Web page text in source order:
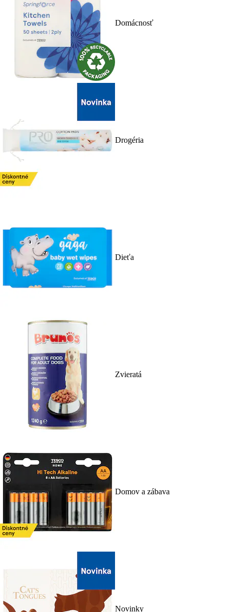
Domácnosť
Drogéria
Dieťa
Zvieratá
Domov a zábava
Novinky